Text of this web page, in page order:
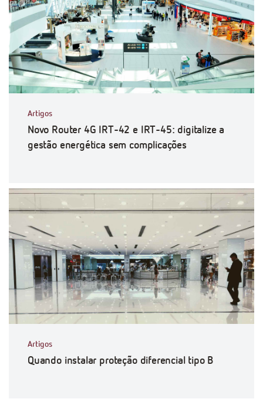
Artigos
Novo Router 4G IRT-42 e IRT-45: digitalize a
gestão energética sem complicações
Artigos
Quando instalar proteção diferencial tipo B